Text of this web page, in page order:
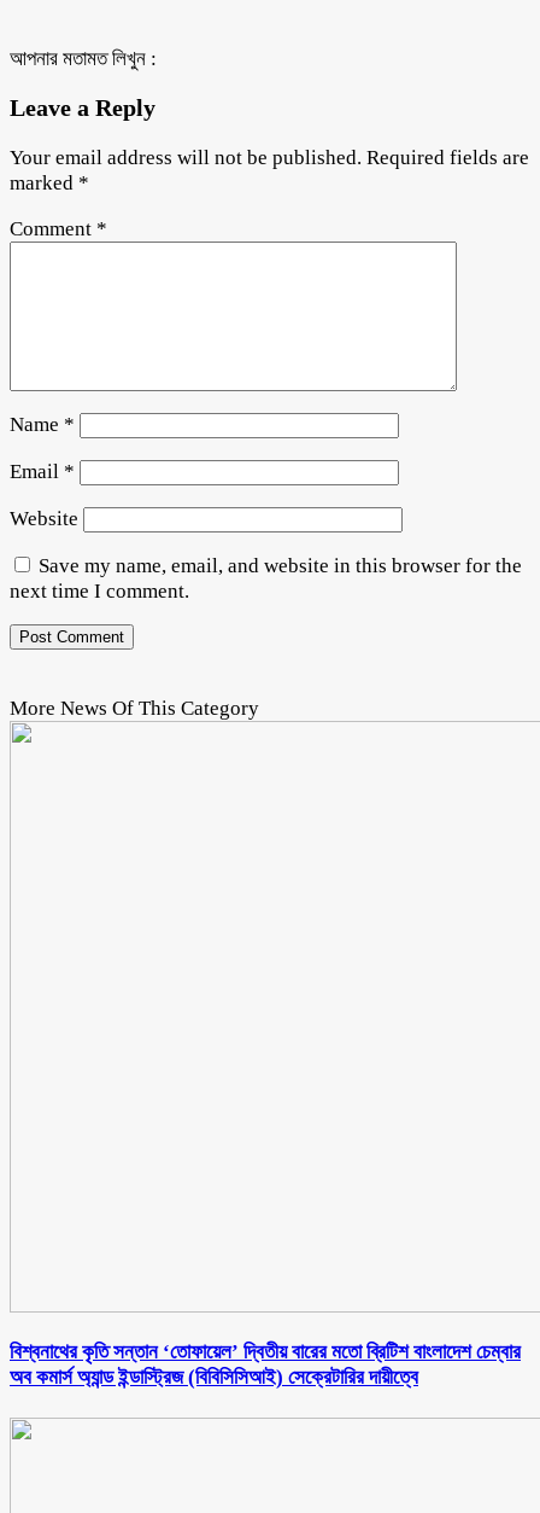
আপনার মতামত লিখুন :
Leave a Reply
Your email address will not be published. Required fields are
marked *
Comment *
Name *
Email *
Website
Save my name, email, and website in this browser for the
next time I comment.
More News Of This Category
বিশ্বনাথের কৃতি সন্তান ‘তোফায়েল’ দ্বিতীয় বারের মতো ব্রিটিশ বাংলাদেশ চেম্বার
অব কমার্স অ্যান্ড ইন্ডাস্ট্রিজ (বিবিসিসিআই) সেক্রেটারির দায়ীত্বে